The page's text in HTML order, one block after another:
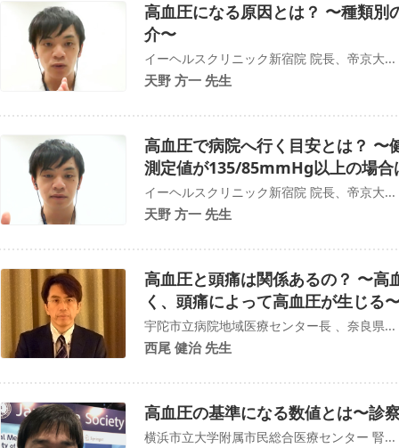
高血圧になる原因とは？ 〜種類別
介〜
イーヘルスクリニック新宿院 院長、帝京大...
天野 方一 先生
高血圧で病院へ行く目安とは？ 〜
測定値が135/85mmHg以上の場合
イーヘルスクリニック新宿院 院長、帝京大...
天野 方一 先生
高血圧と頭痛は関係あるの？ 〜高
く、頭痛によって高血圧が生じる
宇陀市立病院地域医療センター長 、奈良県...
西尾 健治 先生
高血圧の基準になる数値とは〜診
横浜市立大学附属市民総合医療センター 腎...